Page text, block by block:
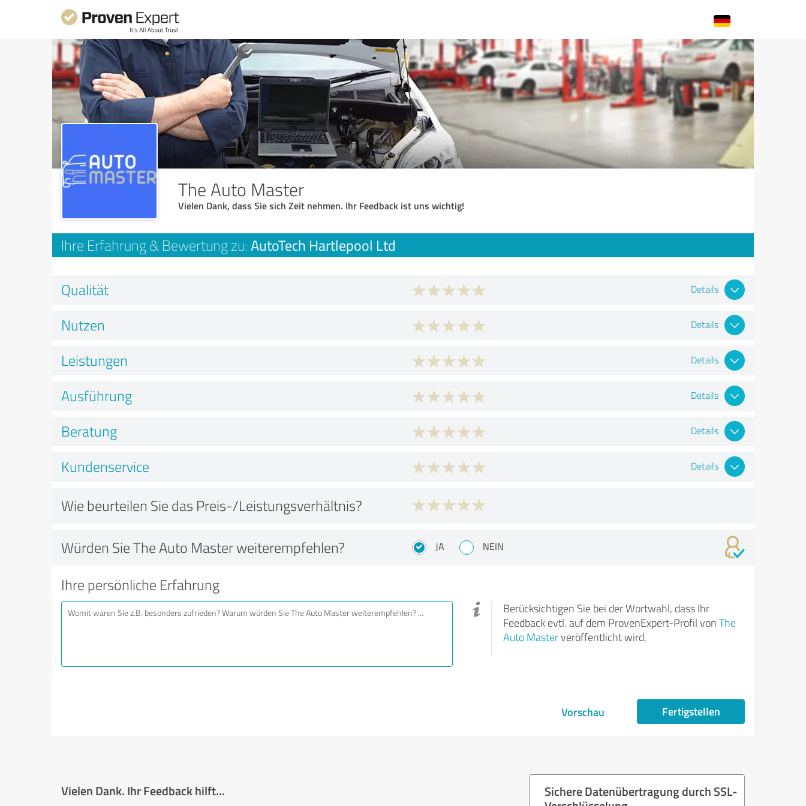
The Auto Master
Vielen Dank, dass Sie sich Zeit nehmen. Ihr Feedback ist uns wichtig!
Ihre Erfahrung & Bewertung zu: AutoTech Hartlepool Ltd
Qualität Details
Nutzen Details
Leistungen Details
Ausführung Details
Beratung Details
Kundenservice Details
Wie beurteilen Sie das Preis-/Leistungsverhältnis?
Würden Sie The Auto Master weiterempfehlen? JA NEIN
Ihre persönliche Erfahrung
Berücksichtigen Sie bei der Wortwahl, dass Ihr
Feedback evtl. auf dem ProvenExpert-Profil von The
Auto Masterveröffentlicht wird.
Vorschau Fertigstellen
Vielen Dank. Ihr Feedback hilft...
Sichere Datenübertragung durch SSL-